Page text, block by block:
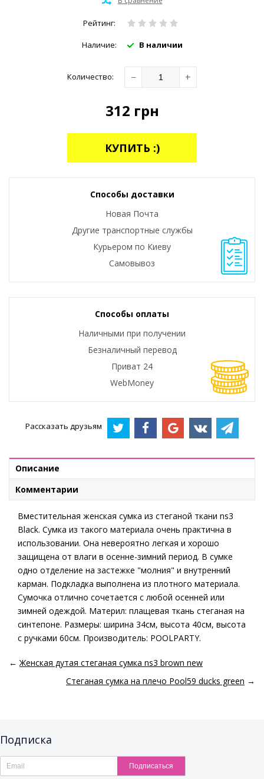
Рейтинг:
Наличие: В наличии
Количество: − +
312 грн
КУПИТЬ :)
Способы доставки
Новая Почта
Другие транспортные службы
Курьером по Киеву
Самовывоз
Способы оплаты
Наличными при получении
Безналичный перевод
Приват 24
WebMoney
Рассказать друзьям
Описание
Комментарии
Вместительная женская сумка из стеганой ткани ns3
Black. Сумка из такого материала очень практична в
использовании. Она невероятно легкая и хорошо
защищена от влаги в осенне-зимний период. В сумке
одно отделение на застежке "молния" и внутренний
карман. Подкладка выполнена из плотного материала.
Сумочка отлично сочетается с любой осенней или
зимней одеждой. Материл: плащевая ткань стеганая на
синтепоне. Размеры: ширина 34см, высота 40см, высота
с ручками 60см. Производитель: POOLPARTY.
← Женская дутая стеганая сумка ns3 brown new
Стеганая сумка на плечо Pool59 ducks green →
Подписка
Подписаться